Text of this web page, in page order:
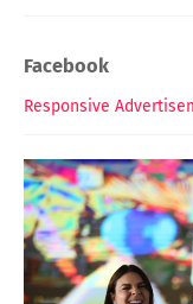
Facebook
Responsive